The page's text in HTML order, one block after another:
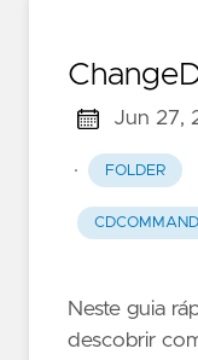
Jun 27,
· FOLDER
CDCOMMAND
Neste guia
descobrir